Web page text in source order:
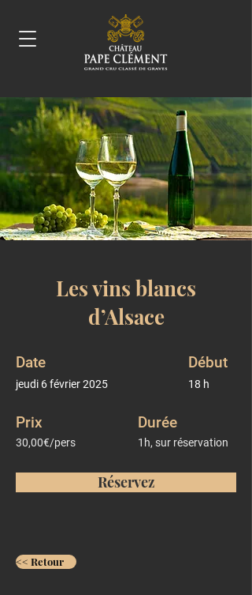
Les vins blancs
d’Alsace
Date
jeudi 6 février 2025
Prix
30,00€/pers
Début
18 h
Durée
1h, sur réservation
Réservez
<< Retour